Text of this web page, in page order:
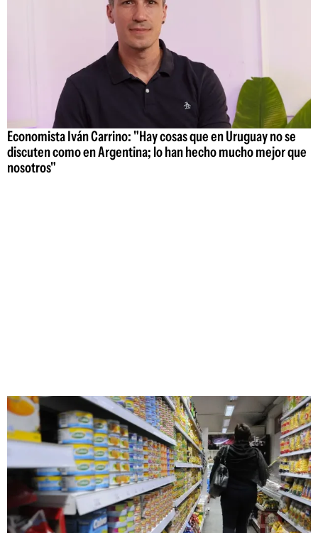
Economista Iván Carrino: "Hay cosas que en Uruguay no se
discuten como en Argentina; lo han hecho mucho mejor que
nosotros"